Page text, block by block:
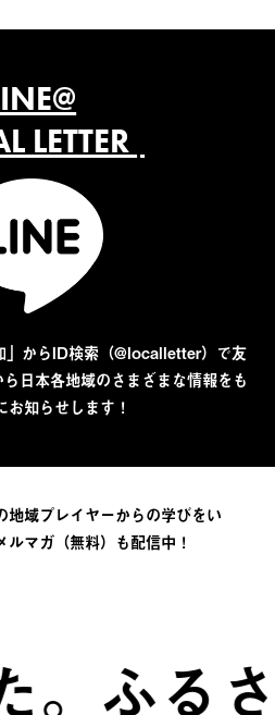
LETTER
」からID検索（@localletter）で友
日本各地域のさまざまな情報をも
お知らせします！
地域プレイヤーからの学びをい
ルマガ（無料）も配信中！
さとは